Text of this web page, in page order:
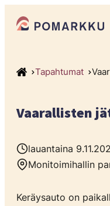
Siirry
suoraan
Pomarkun kunta
sinulle.Tapahtumat
Vaarallisten
lauantaina
Monitoimihallin
Keräysauto on